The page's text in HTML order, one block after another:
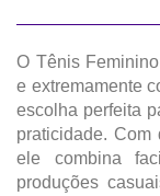
O Tênis
e extremamente
escolha perfeita
praticidade. Com
ele combina
produções